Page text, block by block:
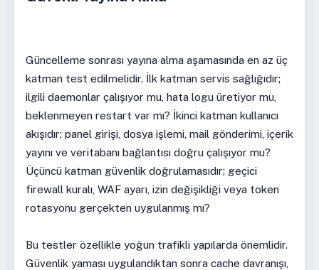
Güncelleme sonrası yayına alma aşamasında en az üç
katman test edilmelidir. İlk katman servis sağlığıdır;
ilgili daemonlar çalışıyor mu, hata logu üretiyor mu,
beklenmeyen restart var mı? İkinci katman kullanıcı
akışıdır; panel girişi, dosya işlemi, mail gönderimi, içerik
yayını ve veritabanı bağlantısı doğru çalışıyor mu?
Üçüncü katman güvenlik doğrulamasıdır; geçici
firewall kuralı, WAF ayarı, izin değişikliği veya token
rotasyonu gerçekten uygulanmış mı?
Bu testler özellikle yoğun trafikli yapılarda önemlidir.
Güvenlik yaması uygulandıktan sonra cache davranışı,